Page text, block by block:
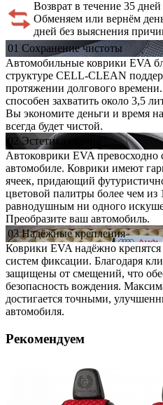
Возврат в течение 35 дней
Обменяем или вернём
дней без выяснения
01 Сохранение чистоты
Автомобильные коврики EVA
структуре CELL-CLEAN
протяжении долгового
способен захватить около 3,5
Вы экономите деньги и время
всегда будет чистой.
02 Эстетика
Автоковрики EVA превосходно
автомобиле. Коврики имеют
ячеек, придающий
цветовой палитры более чем из
равнодушным ни одного
Преобразите ваш автомобиль.
03 Надёжные крепления
Коврики EVA надёжно
систем фиксации. Благодаря
защищены от смещений, что
безопасность вождения.
достигается точными,
автомобиля.
Рекомендуем